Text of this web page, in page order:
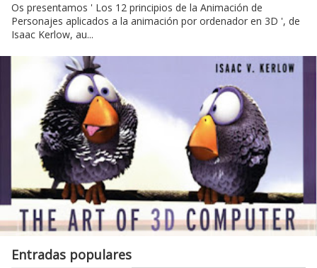
Os presentamos ' Los 12 principios de la Animación de
Personajes aplicados a la animación por ordenador en 3D ', de
Isaac Kerlow, au...
Entradas populares